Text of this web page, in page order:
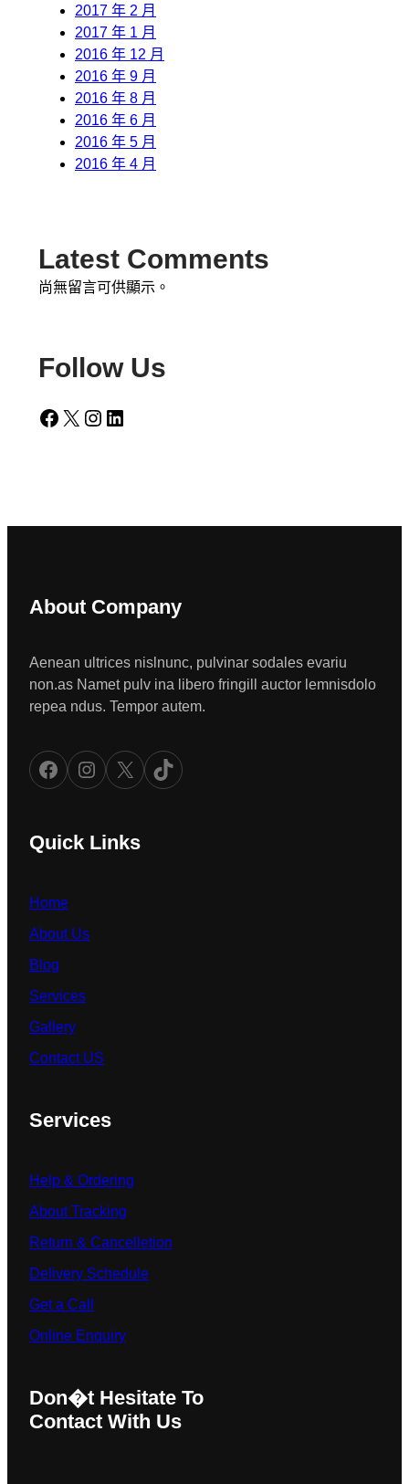
2017 年 2 月
2017 年 1 月
2016 年 12 月
2016 年 9 月
2016 年 8 月
2016 年 6 月
2016 年 5 月
2016 年 4 月
Latest Comments
尚無留言可供顯示。
Follow Us
Facebook X Instagram LinkedIn
About Company
Aenean ultrices nislnunc, pulvinar sodales evariu
non.as Namet pulv ina libero fringill auctor lemnisdolo
repea ndus. Tempor autem.
Facebook Instagram X TikTok
Quick Links
Home
About Us
Blog
Services
Gallery
Contact US
Services
Help & Ordering
About Tracking
Return & Cancelletion
Delivery Schedule
Get a Call
Online Enquiry
Don�t Hesitate To
Contact With Us